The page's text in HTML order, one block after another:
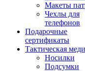
Макеты
Чехлы для
телефонов
Подарочные
сертификаты
Тактическая
Носилки
Подсумки